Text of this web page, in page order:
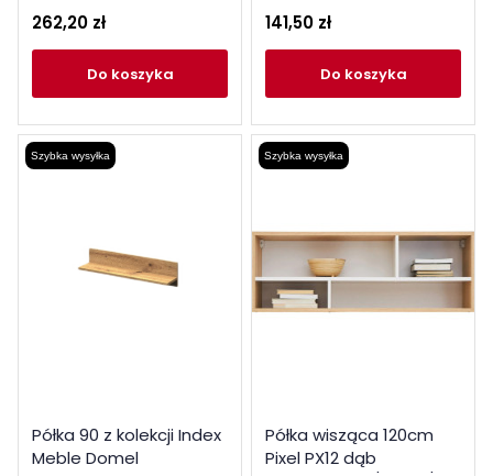
262,20 zł
do koszyka
141,50 zł
do koszyka
Szybka wysyłka
Półka 90 z kolekcji Index
Meble Domel
Szybka wysyłka
Półka wisząca 120cm
Pixel PX12 dąb